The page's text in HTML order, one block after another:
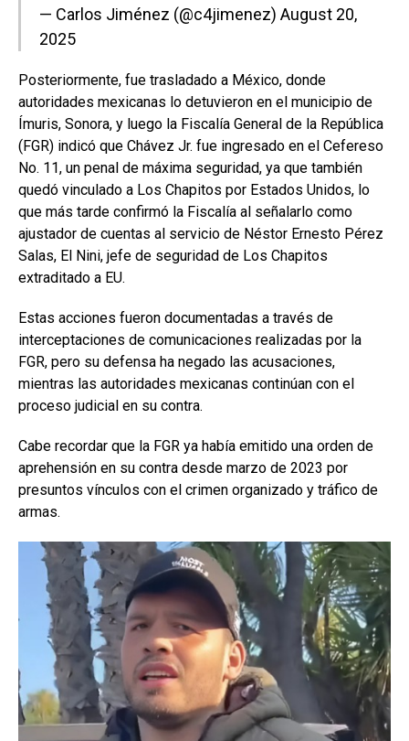
— Carlos Jiménez (@c4jimenez) August 20,
2025
Posteriormente, fue trasladado a México, donde
autoridades mexicanas lo detuvieron en el municipio de
Ímuris, Sonora, y luego la Fiscalía General de la República
(FGR) indicó que Chávez Jr. fue ingresado en el Cefereso
No. 11, un penal de máxima seguridad, ya que también
quedó vinculado a Los Chapitos por Estados Unidos, lo
que más tarde confirmó la Fiscalía al señalarlo como
ajustador de cuentas al servicio de Néstor Ernesto Pérez
Salas, El Nini, jefe de seguridad de Los Chapitos
extraditado a EU.
Estas acciones fueron documentadas a través de
interceptaciones de comunicaciones realizadas por la
FGR, pero su defensa ha negado las acusaciones,
mientras las autoridades mexicanas continúan con el
proceso judicial en su contra.
Cabe recordar que la FGR ya había emitido una orden de
aprehensión en su contra desde marzo de 2023 por
presuntos vínculos con el crimen organizado y tráfico de
armas.